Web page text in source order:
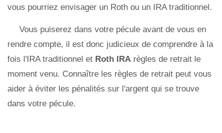
vous pourriez envisager un Roth ou un IRA traditionnel.
Vous puiserez dans votre pécule avant de vous en
rendre compte, il est donc judicieux de comprendre à la
fois l'IRA traditionnel et Roth IRA règles de retrait le
moment venu. Connaître les règles de retrait peut vous
aider à éviter les pénalités sur l'argent qui se trouve
dans votre pécule.